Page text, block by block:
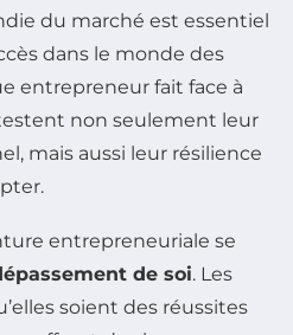
du marché est essentiel
dans le monde des
entrepreneur fait face à
non seulement leur
mais aussi leur résilience
entrepreneuriale se
de soi. Les
soient des réussites